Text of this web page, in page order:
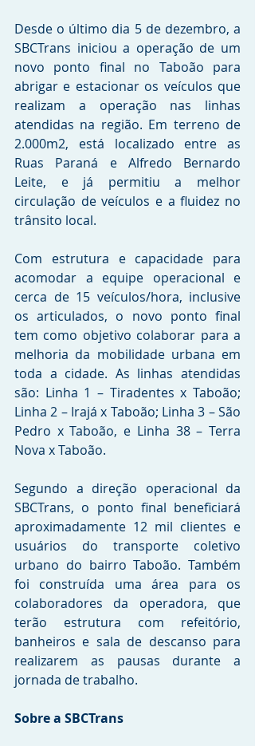
Desde o último dia 5 de dezembro, a
SBCTrans iniciou a operação de um
novo ponto final no Taboão para
abrigar e estacionar os veículos que
realizam a operação nas linhas
atendidas na região. Em terreno de
2.000m2, está localizado entre as
Ruas Paraná e Alfredo Bernardo
Leite, e já permitiu a melhor
circulação de veículos e a fluidez no
trânsito local.
Com estrutura e capacidade para
acomodar a equipe operacional e
cerca de 15 veículos/hora, inclusive
os articulados, o novo ponto final
tem como objetivo colaborar para a
melhoria da mobilidade urbana em
toda a cidade. As linhas atendidas
são: Linha 1 – Tiradentes x Taboão;
Linha 2 – Irajá x Taboão; Linha 3 – São
Pedro x Taboão, e Linha 38 – Terra
Nova x Taboão.
Segundo a direção operacional da
SBCTrans, o ponto final beneficiará
aproximadamente 12 mil clientes e
usuários do transporte coletivo
urbano do bairro Taboão. Também
foi construída uma área para os
colaboradores da operadora, que
terão estrutura com refeitório,
banheiros e sala de descanso para
realizarem as pausas durante a
jornada de trabalho.
Sobre a SBCTrans